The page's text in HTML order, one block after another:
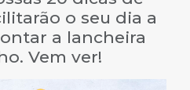
o seu dia a
a lancheira
Vem ver!